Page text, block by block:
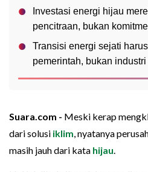
Investasi energi hijau
pencitraan, bukan
Transisi energi sejati
pemerintah, bukan industri
Suara.com - Meski kerap
dari solusi iklim , nyatanya
masih jauh dari kata hijau